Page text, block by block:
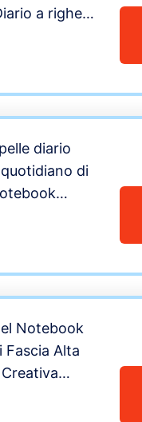
a righe
diario
di
Notebook
Fascia Alta